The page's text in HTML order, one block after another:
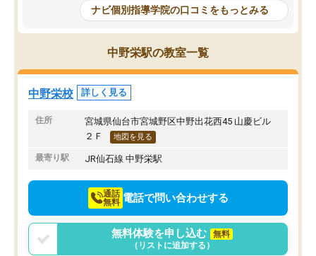
教室は少し狭い印象なので夜の時間帯
など生徒さんが多い時間帯は手狭では
ないかな？と感じます。
また駅前にあるのでアクセスは良いで
すが駐車場がないのでお迎えの際に近
隣のコインパーキングを利用または路
上駐車をするしかない点が少し不便で
方を丁寧に教えてくださ
が深まっていると感じま
熱心で、一人ひとりの苦
前より勉強に前向きに取
りたいと思える塾です。
ナビ個別指導学院の口コミをもっとみる
中野栄駅の教室一覧
中野栄校 詳しく見る
住所
宮城県仙台市宮城野区中野出花西45 山慶ビル
２Ｆ
地図を見る
最寄り駅 JR仙石線 中野栄駅
通話
無料 電話で問い合わせする
無料体験を申し込む
無料
（リストに追加する）